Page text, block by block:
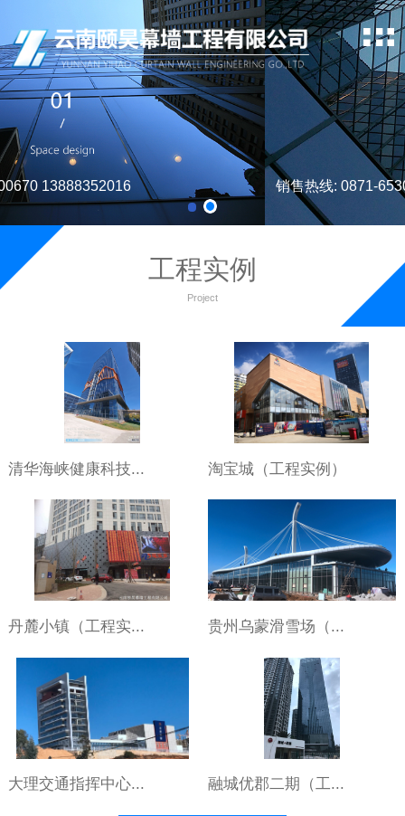
销售热线: 0871-65300670 13888352016
工程实例
Project
清华海峡健康科技... 淘宝城（工程实例）
丹麓小镇（工程实... 贵州乌蒙滑雪场（...
大理交通指挥中心... 融城优郡二期（工...